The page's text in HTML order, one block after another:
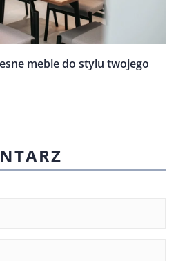
meble do stylu twojego